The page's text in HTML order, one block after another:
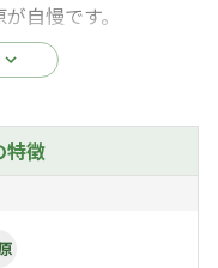
自慢です。
お楽しみいただけま
（アジオネア）
自然と戯れてもら
キャンプ場を提供
特徴